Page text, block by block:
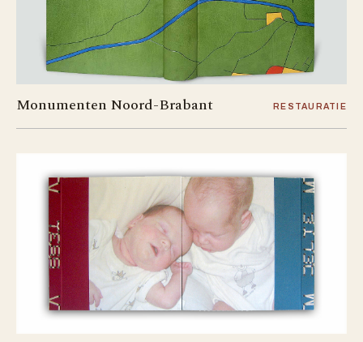
Monumenten Noord-Brabant RESTAURATIE